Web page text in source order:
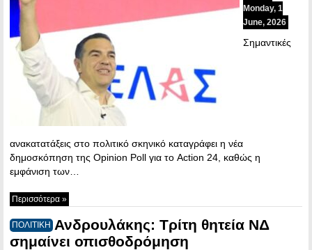
Monday, 1
June, 2026
Σημαντικές
ανακατατάξεις στο πολιτικό σκηνικό καταγράφει η νέα
δημοσκόπηση της Opinion Poll για το Action 24, καθώς η
εμφάνιση των…
Περισσότερα »
ΠΟΛΙΤΙΚΗ Ανδρουλάκης: Τρίτη θητεία ΝΔ
σημαίνει οπισθοδρόμηση